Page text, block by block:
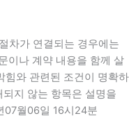
차가 연결되는 경우에는
이나 계약 내용을 함께 살
힘와 관련된 조건이 명확하
지 않는 항목은 설명을
07월06일 16시24분